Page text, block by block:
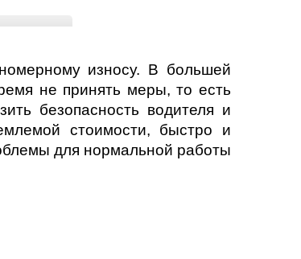
износу. В большей
не принять меры, то есть
безопасность водителя и
стоимости, быстро и
для нормальной работы